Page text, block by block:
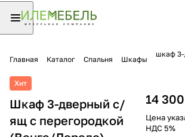
Главная Каталог Спальня Шкафы
шкаф 3-
Хит
Шкаф 3-дверный с/
ящ с перегородкой
14
Цена
НДС 5%